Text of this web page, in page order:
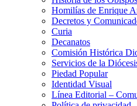
Homilías de Enrique
Decretos y
Curia
Decanatos
Comisión Histórica
Servicios de la
Piedad Popular
Identidad Visual
Línea Editorial –